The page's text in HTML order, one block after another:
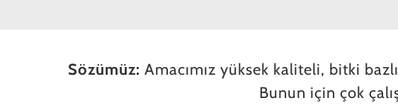
Sözümüz: Amacımız yüksek kaliteli, bitki
Bunun için çok